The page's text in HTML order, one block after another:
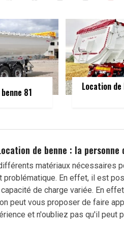
81
Location
de benne : la
matériaux nécessaires
problématique. En effet, il est
de charge variée. En
peut vous proposer de faire
et n'oubliez pas qu'il